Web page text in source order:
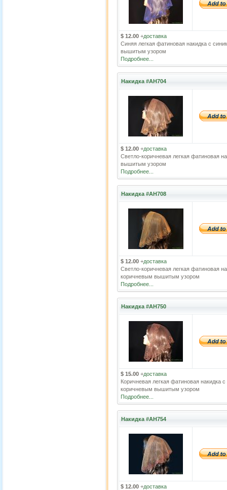
$ 12.00 +доставка
Синяя легкая фатиновая накидка с
вышитым узором
Подробнее...
Накидка #АН704
$ 12.00 +доставка
Светло-коричневая легкая фатиновая
вышитым узором
Подробнее...
Накидка #АН708
$ 12.00 +доставка
Светло-коричневая легкая фатиновая
коричневым вышитым узором
Подробнее...
Накидка #АН750
$ 15.00 +доставка
Коричневая легкая фатиновая накидка с
коричневым вышитым узором
Подробнее...
Накидка #АН754
$ 12.00 +доставка